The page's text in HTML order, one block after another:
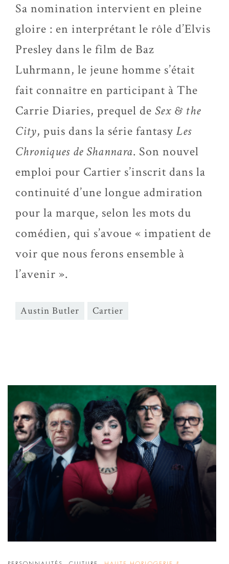
Sa nomination intervient en pleine
gloire : en interprétant le rôle d’Elvis
Presley dans le film de Baz
Luhrmann, le jeune homme s’était
fait connaître en participant à The
Carrie Diaries, prequel de Sex & the
City, puis dans la série fantasy Les
Chroniques de Shannara. Son nouvel
emploi pour Cartier s’inscrit dans la
continuité d’une longue admiration
pour la marque, selon les mots du
comédien, qui s’avoue « impatient de
voir que nous ferons ensemble à
l’avenir ».
Austin Butler Cartier